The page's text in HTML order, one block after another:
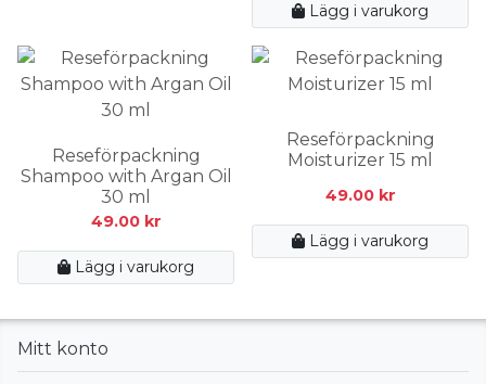
Lägg i varukorg
Reseförpackning
Shampoo with Argan Oil
30 ml
49.00 kr
Lägg i varukorg
Reseförpackning
Moisturizer 15 ml
49.00 kr
Lägg i varukorg
Mitt konto